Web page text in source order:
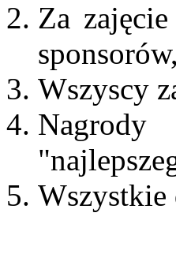
Za
sponsorów,
Wszyscy
Nagrody